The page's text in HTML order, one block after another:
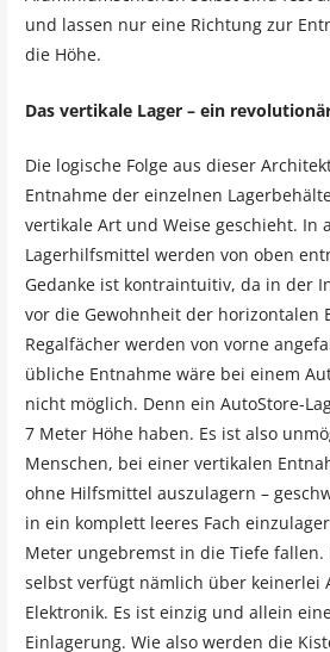
und lassen nur eine Richtung zur
die Höhe.
Das vertikale Lager – ein
Die logische Folge aus dieser
Entnahme der einzelnen
vertikale Art und Weise geschieht. In
Lagerhilfsmittel werden von oben
Gedanke ist kontraintuitiv, da in der
vor die Gewohnheit der horizontalen
Regalfächer werden von vorne
übliche Entnahme wäre bei einem
nicht möglich. Denn ein AutoStore-
7 Meter Höhe haben. Es ist also
Menschen, bei einer vertikalen
ohne Hilfsmittel auszulagern –
in ein komplett leeres Fach
Meter ungebremst in die Tiefe
selbst verfügt nämlich über keinerlei
Elektronik. Es ist einzig und allein
Einlagerung. Wie also werden die